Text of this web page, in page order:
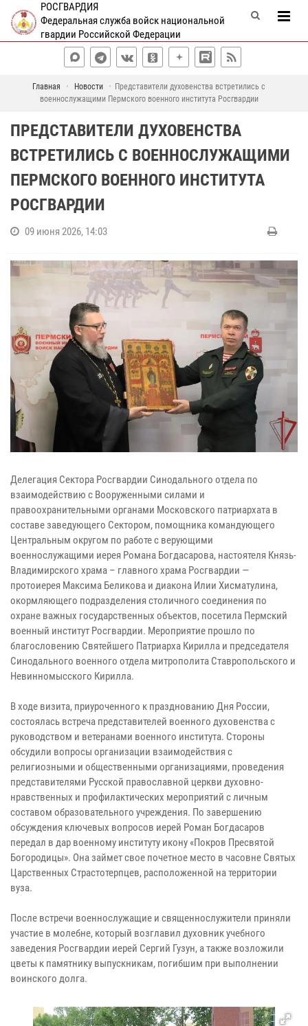
РОСГВАРДИЯ
Федеральная служба войск национальной
гвардии Российской Федерации
Главная Новости
Представители духовенства встретились с
военнослужащими Пермского военного института Росгвардии
ПРЕДСТАВИТЕЛИ ДУХОВЕНСТВА
ВСТРЕТИЛИСЬ С ВОЕННОСЛУЖАЩИМИ
ПЕРМСКОГО ВОЕННОГО ИНСТИТУТА
РОСГВАРДИИ
09 июня 2026, 14:03
Делегация Сектора Росгвардии Синодального отдела по
взаимодействию с Вооруженными силами и
правоохранительными органами Московского патриархата в
составе заведующего Сектором, помощника командующего
Центральным округом по работе с верующими
военнослужащими иерея Романа Богдасарова, настоятеля Князь-
Владимирского храма – главного храма Росгвардии —
протоиерея Максима Беликова и диакона Илии Хисматулина,
окормляющего подразделения столичного соединения по
охране важных государственных объектов, посетила Пермский
военный институт Росгвардии. Мероприятие прошло по
благословению Святейшего Патриарха Кирилла и председателя
Синодального военного отдела митрополита Ставропольского и
Невинномысского Кирилла.
В ходе визита, приуроченного к празднованию Дня России,
состоялась встреча представителей военного духовенства с
руководством и ветеранами военного института. Стороны
обсудили вопросы организации взаимодействия с
религиозными и общественными организациями, проведения
представителями Русской православной церкви духовно-
нравственных и профилактических мероприятий с личным
составом образовательного учреждения. По завершению
обсуждения ключевых вопросов иерей Роман Богдасаров
передал в дар военному институту икону «Покров Пресвятой
Богородицы». Она займет свое почетное место в часовне Святых
Царственных Страстотерпцев, расположенной на территории
вуза.
После встречи военнослужащие и священнослужители приняли
участие в молебне, который возглавил духовник учебного
заведения Росгвардии иерей Сергий Гузун, а также возложили
цветы к памятнику выпускникам, погибшим при выполнении
воинского долга.